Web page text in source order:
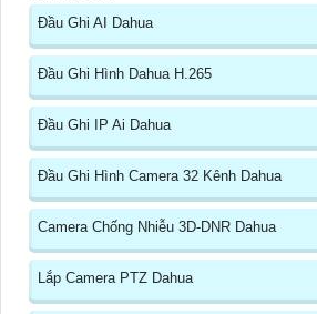
Đầu Ghi AI Dahua
Đầu Ghi Hình Dahua H.265
Đầu Ghi IP Ai Dahua
Đầu Ghi Hình Camera 32 Kênh Dahua
Camera Chống Nhiễu 3D-DNR Dahua
Lắp Camera PTZ Dahua